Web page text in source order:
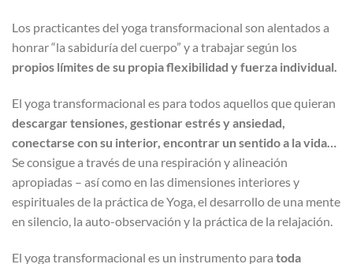
Los practicantes del yoga transformacional son alentados a
honrar “la sabiduría del cuerpo” y a trabajar según los
propios límites de su propia flexibilidad y fuerza individual.
El yoga transformacional es para todos aquellos que quieran
descargar tensiones, gestionar estrés y ansiedad,
conectarse con su interior, encontrar un sentido a la vida…
Se consigue a través de una respiración y alineación
apropiadas – así como en las dimensiones interiores y
espirituales de la práctica de Yoga, el desarrollo de una mente
en silencio, la auto-observación y la práctica de la relajación.
El yoga transformacional es un instrumento para toda